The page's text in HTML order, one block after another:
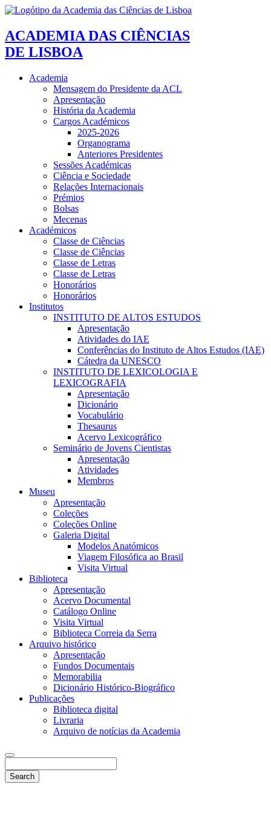
ACADEMIA DAS CIÊNCIAS
DE LISBOA
Academia
Mensagem do Presidente da ACL
Apresentação
História da Academia
Cargos Académicos
2025-2026
Organograma
Anteriores Presidentes
Sessões Académicas
Ciência e Sociedade
Relações Internacionais
Prémios
Bolsas
Mecenas
Académicos
Classe de Ciências
Classe de Ciências
Classe de Letras
Classe de Letras
Honorários
Honorários
Institutos
INSTITUTO DE ALTOS ESTUDOS
Apresentação
Atividades do IAE
Conferências do Instituto de Altos Estudos (IAE)
Cátedra da UNESCO
INSTITUTO DE LEXICOLOGIA E
LEXICOGRAFIA
Apresentação
Dicionário
Vocabulário
Thesaurus
Acervo Lexicográfico
Seminário de Jovens Cientistas
Apresentação
Atividades
Membros
Museu
Apresentação
Coleções
Coleções Online
Galeria Digital
Modelos Anatómicos
Viagem Filosófica ao Brasil
Visita Virtual
Biblioteca
Apresentação
Acervo Documental
Catálogo Online
Visita Virtual
Biblioteca Correia da Serra
Arquivo histórico
Apresentação
Fundos Documentais
Memorabilia
Dicionário Histórico-Biográfico
Publicações
Biblioteca digital
Livraria
Arquivo de notícias da Academia